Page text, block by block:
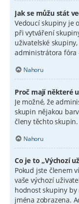
Jak se můžu stát
Vedoucí skupiny je
při vytváření
uživatelské
administrátora fóra
Nahoru
Proč mají některé
Je možné, že
skupin nějakou
členy těchto skupin.
Nahoru
Co je to „Výchozí
Pokud jste členem
vaše výchozí
hodnost skupiny
jména zobrazena.